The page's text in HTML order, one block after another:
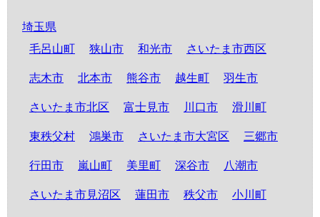
埼玉県
毛呂山町
狭山市 和光市 さいたま市西区
志木市 北本市 熊谷市 越生町 羽生市
さいたま市北区 富士見市 川口市 滑川町
東秩父村 鴻巣市 さいたま市大宮区 三郷市
行田市 嵐山町 美里町 深谷市 八潮市
さいたま市見沼区 蓮田市 秩父市 小川町